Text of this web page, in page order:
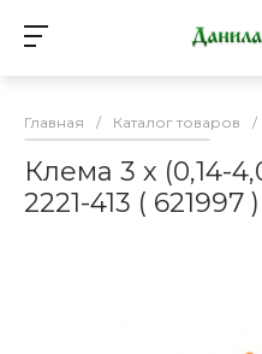
Главная / Каталог товаров /
Клема 3 х (0,14-
2221-413 ( 621997 )